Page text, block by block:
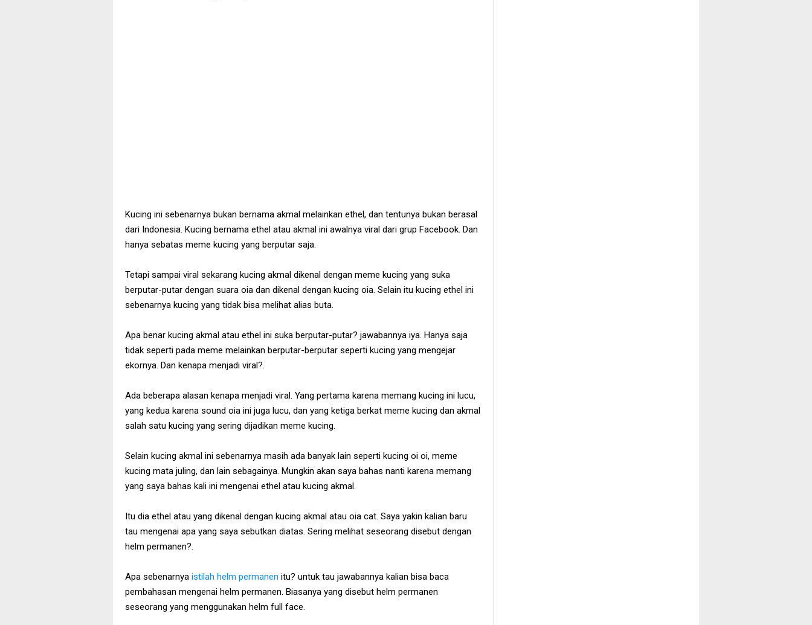
Kucing ini sebenarnya bukan bernama akmal melainkan ethel, dan tentunya bukan berasal
dari Indonesia. Kucing bernama ethel atau akmal ini awalnya viral dari grup Facebook. Dan
hanya sebatas meme kucing yang berputar saja.
Tetapi sampai viral sekarang kucing akmal dikenal dengan meme kucing yang suka
berputar-putar dengan suara oia dan dikenal dengan kucing oia. Selain itu kucing ethel ini
sebenarnya kucing yang tidak bisa melihat alias buta.
Apa benar kucing akmal atau ethel ini suka berputar-putar? jawabannya iya. Hanya saja
tidak seperti pada meme melainkan berputar-berputar seperti kucing yang mengejar
ekornya. Dan kenapa menjadi viral?.
Ada beberapa alasan kenapa menjadi viral. Yang pertama karena memang kucing ini lucu,
yang kedua karena sound oia ini juga lucu, dan yang ketiga berkat meme kucing dan akmal
salah satu kucing yang sering dijadikan meme kucing.
Selain kucing akmal ini sebenarnya masih ada banyak lain seperti kucing oi oi, meme
kucing mata juling, dan lain sebagainya. Mungkin akan saya bahas nanti karena memang
yang saya bahas kali ini mengenai ethel atau kucing akmal.
Itu dia ethel atau yang dikenal dengan kucing akmal atau oia cat. Saya yakin kalian baru
tau mengenai apa yang saya sebutkan diatas. Sering melihat seseorang disebut dengan
helm permanen?.
Apa sebenarnya istilah helm permanen itu? untuk tau jawabannya kalian bisa baca
pembahasan mengenai helm permanen. Biasanya yang disebut helm permanen
seseorang yang menggunakan helm full face.